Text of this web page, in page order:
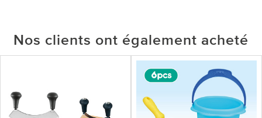
Nos clients ont également acheté